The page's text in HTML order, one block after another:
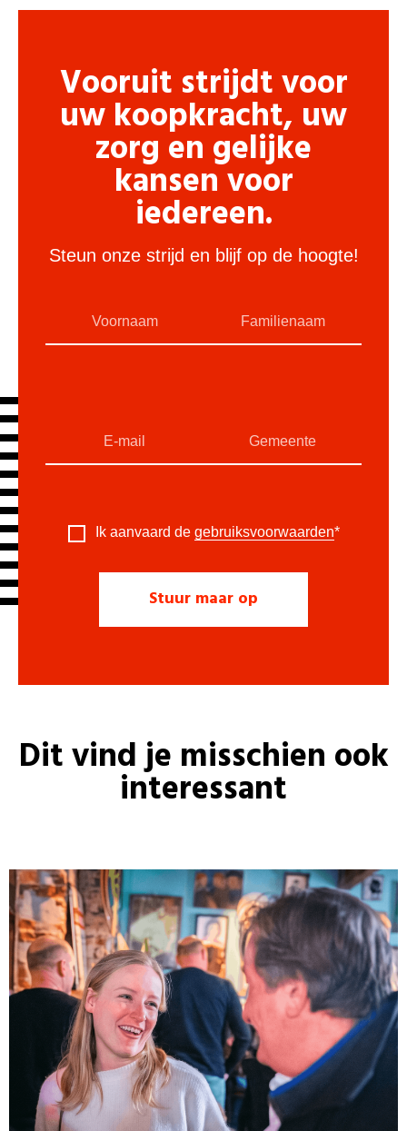
Vooruit strijdt voor
uw koopkracht, uw
zorg en gelijke
kansen voor
iedereen.
Steun onze strijd en blijf op de hoogte!
Ik aanvaard de gebruiksvoorwaarden*
Dit vind je misschien ook
interessant